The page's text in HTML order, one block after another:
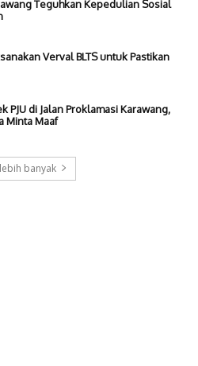
Teguhkan Kepedulian Sosial
Verval BLTS untuk Pastikan
PJU di Jalan Proklamasi Karawang,
Minta Maaf
banyak